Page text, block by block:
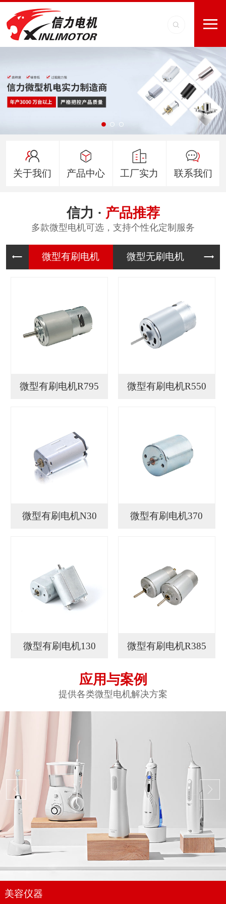
关于我们 产品中心 工厂实力 联系我们
信力 · 产品推荐
多款微型电机可选，支持个性化定制服务
微型有刷 微型无刷 微
微型有刷电机R795 微型有刷电机R550
微型有刷电机N30 微型有刷电机370
微型有刷电机130 微型有刷电机R385
应用与案例
提供各类微型电机解决方案
美容仪器